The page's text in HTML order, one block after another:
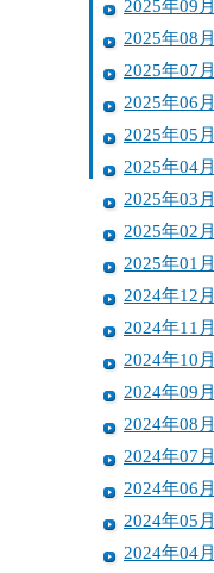
2025年09月
2025年08月
2025年07月
2025年06月
2025年05月
2025年04月
2025年03月
2025年02月
2025年01月
2024年12月
2024年11月
2024年10月
2024年09月
2024年08月
2024年07月
2024年06月
2024年05月
2024年04月